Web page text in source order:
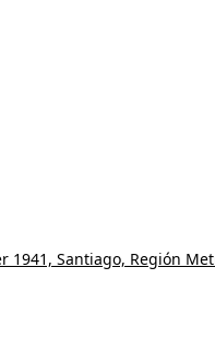
1941, Santiago, Región